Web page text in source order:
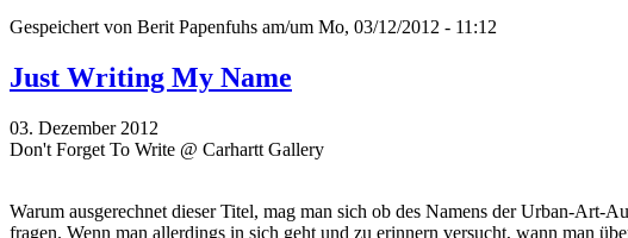
Gespeichert von Berit Papenfuhs am/um Mo, 03/12/2012 - 11:12
Just Writing My Name
03. Dezember 2012
Don't Forget To Write @ Carhartt Gallery
Warum ausgerechnet dieser Titel, mag man sich ob des Namens der Urban-Art-
fragen. Wenn man allerdings in sich geht und zu erinnern versucht, wann man